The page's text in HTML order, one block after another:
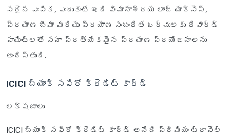
సరైన ఎంపిక, ఎందుకంటే ఇది విమానాశ్రయ లాంజ్ యాక్సెస్,
ప్రయాణ బీమా మరియు ప్రయాణ సంబంధిత ఖర్చులకు రివార్డ్
పాయింట్లతో సహా ప్రత్యేకమైన ప్రయాణ ప్రయోజనాలను
అందిస్తుంది.
ICICI బ్యాంక్ సఫిరో క్రెడిట్ కార్డ్
లక్షణాలు
ICICI బ్యాంక్ సఫీరో క్రెడిట్ కార్డ్ అనేది ప్రీమియం ట్రావెల్